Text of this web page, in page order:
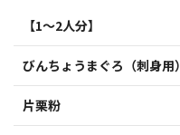
【1～2人分】
びんちょうまぐろ（刺身用）
片栗粉